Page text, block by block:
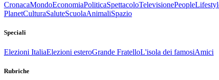
CronacaMondoEconomiaPoliticaSpettacoloTelevisionePeople
PlanetCulturaSaluteScuolaAnimaliSpazio
Speciali
Elezioni ItaliaElezioni esteroGrande FratelloL'isola dei famosiAmici
Rubriche